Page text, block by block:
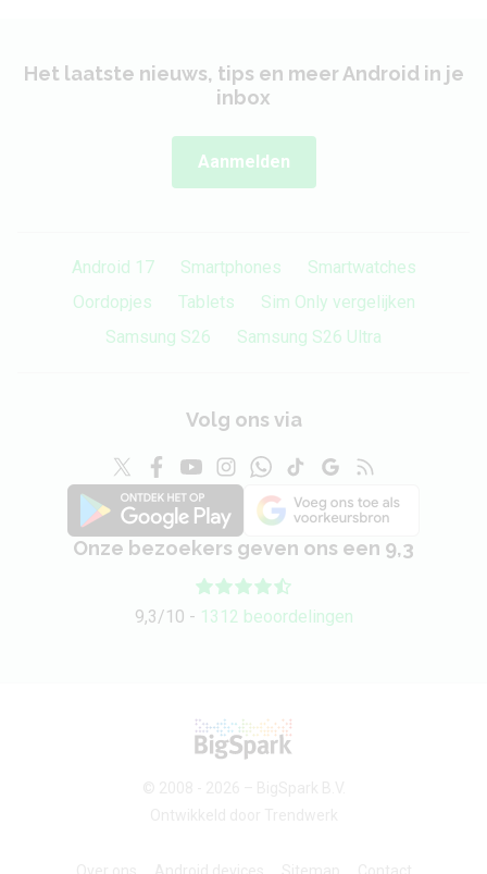
Het laatste nieuws, tips en meer Android in je
inbox
Aanmelden
Android 17 Smartphones
Smartwatches
Oordopjes
Tablets
Sim Only vergelijken
Samsung S26
Samsung S26 Ultra
Volg ons via
Onze bezoekers geven ons een 9,3
9,3/10 - 1312 beoordelingen